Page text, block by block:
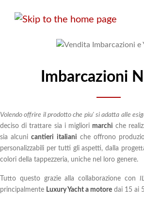
al
principale
Imbarcazioni
Volendo offrire il prodotto che piu' si adatta alle
deciso di trattare sia i migliorimarchi che
sia alcunicantieri italiani che offrono
personalizzabili per tutti gli aspetti, dalla
colori della tappezzeria, uniche nel loro genere.
Tutto questo grazie alla collaborazione con
principalmente Luxury Yacht a motore dai 15 ai